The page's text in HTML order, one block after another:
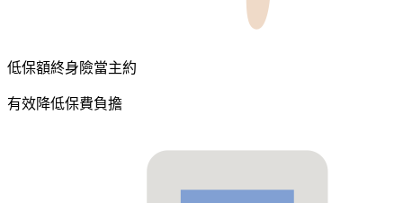
低保額終身險當主約
有效降低保費負擔